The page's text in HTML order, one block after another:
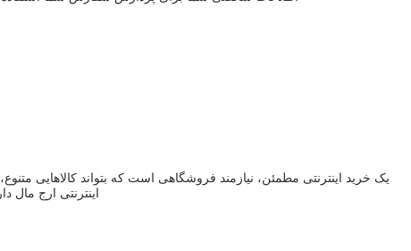
یک خرید اینترنتی مطمئن، نیازمند فروشگاهی است که بتواند کالاهایی
اینترنتی ارج